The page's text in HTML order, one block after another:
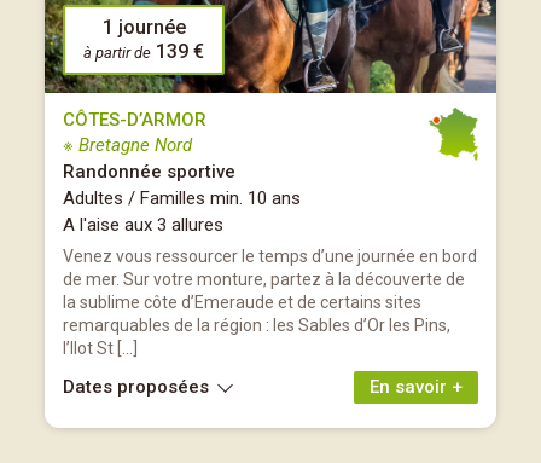
1 journée
à partir de 139 €
CÔTES-D’ARMOR
※ Bretagne Nord
Randonnée sportive
Adultes / Familles min. 10 ans
A l'aise aux 3 allures
Venez vous ressourcer le temps d’une journée en bord
de mer. Sur votre monture, partez à la découverte de
la sublime côte d’Emeraude et de certains sites
remarquables de la région : les Sables d’Or les Pins,
l’Ilot St […]
En savoir +
Dates proposées